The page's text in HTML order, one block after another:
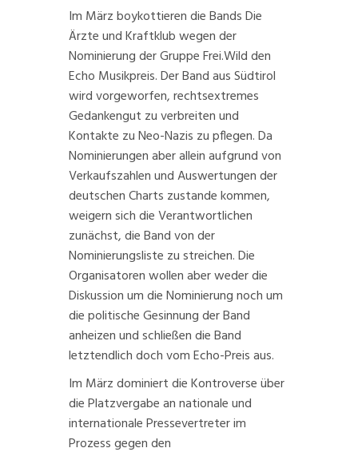
Im Märzboykottierendie Bands Die
Ärzte und Kraftklub wegen der
Nominierung der Gruppe Frei.Wild den
Echo Musikpreis. Der Band aus Südtirol
wird vorgeworfen, rechtsextremes
Gedankengut zu verbreiten und
Kontakte zu Neo-Nazis zu pflegen. Da
Nominierungen aber allein aufgrund von
Verkaufszahlen und Auswertungen der
deutschen Charts zustande kommen,
weigern sich die Verantwortlichen
zunächst, die Band von der
Nominierungsliste zu streichen. Die
Organisatoren wollen aber weder die
Diskussion um die Nominierung noch um
die politische Gesinnung der Band
anheizen und schließen die Band
letztendlich doch vom Echo-Preis aus.
Im März dominiert dieKontroverseüber
die Platzvergabe an nationale und
internationale Pressevertreter im
Prozess gegen den